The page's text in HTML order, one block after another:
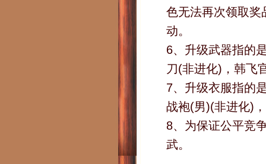
色无法再次领取奖
动。
6、升级武器指的
刀(非进化)，韩飞
7、升级衣服指的
战袍(男)(非进化)
8、为保证公平竞
武。